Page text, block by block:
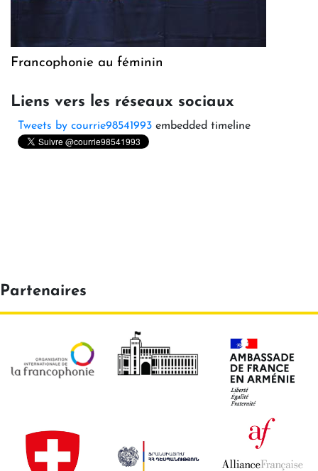
Francophonie au féminin
Liens vers les réseaux sociaux
Tweets by courrie98541993 embedded timeline
Partenaires